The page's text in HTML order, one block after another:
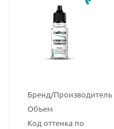
Бренд/Производитель
Объем
Код оттенка по